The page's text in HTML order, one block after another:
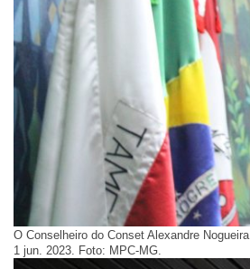
O Conselheiro do Conset Alexandre Nogueira.
1 jun. 2023. Foto: MPC-MG.